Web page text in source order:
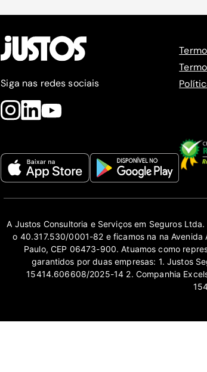
Siga nas redes sociais
A Justos Consultoria e Serviços em Seguros
o 40.317.530/0001-82 e ficamos na na Avenida
Paulo, CEP 06473-900. Atuamos como
garantidos por duas empresas: 1. Justos
15414.606608/2025-14 2. Companhia